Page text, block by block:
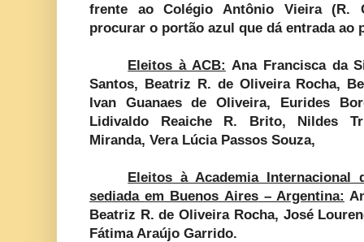
frente ao Colégio Antônio Vieira (R.
procurar o portão azul que dá entrada ao
Eleitos à ACB: Ana Francisca da
Santos, Beatriz R. de Oliveira Rocha,
Ivan Guanaes de Oliveira, Eurides
Lidivaldo Reaiche R. Brito, Nildes
Miranda, Vera Lúcia Passos Souza,
Eleitos à Academia Internacional
sediadaem Buenos Aires– Argentina:
Beatriz R. de Oliveira Rocha, José
Fátima Araújo Garrido.